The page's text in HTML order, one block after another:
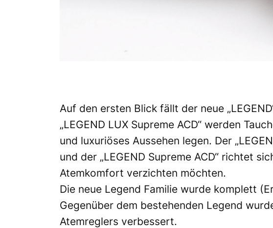
Auf den ersten Blick fällt der neue
„LEGEND LUX Supreme ACD“ werden
und luxuriöses Aussehen legen. Der
und der „LEGEND Supreme ACD“ richtet
Atemkomfort verzichten möchten.
Die neue Legend Familie wurde komplett
Gegenüber dem bestehenden Legend
Atemreglers verbessert.